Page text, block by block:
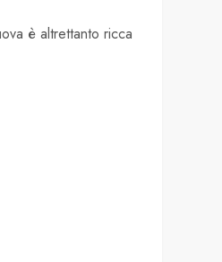
è altrettanto ricca